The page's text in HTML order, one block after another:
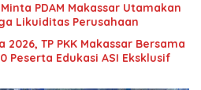
Minta PDAM Makassar Utamakan
Likuiditas Perusahaan
TP PKK Makassar Bersama
Peserta Edukasi ASI Eksklusif